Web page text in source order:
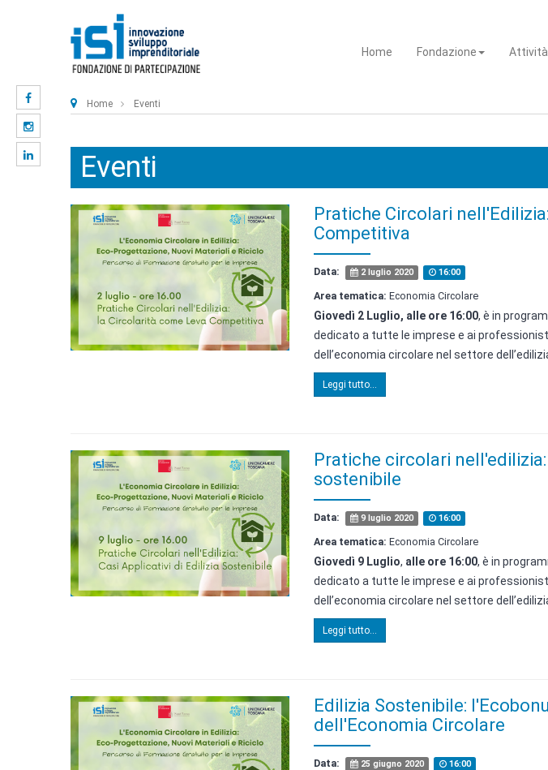
Home Fondazione Attività
Home Eventi
Eventi
Pratiche Circolari
Competitiva
Data: 2 luglio 2020 16:00
Area tematica: Economia Circolare
Giovedì 2 Luglio, alle ore 16:00, è in
dedicato a tutte le imprese e ai
dell’economia circolare nel settore
Leggi tutto...
Pratiche circolari
sostenibile
Data: 9 luglio 2020 16:00
Area tematica: Economia Circolare
Giovedì 9 Luglio, alle ore 16:00, è in
dedicato a tutte le imprese e ai
dell’economia circolare nel settore
Leggi tutto...
Edilizia Sostenibile:
dell'Economia Circolare
Data: 25 giugno 2020 16:00